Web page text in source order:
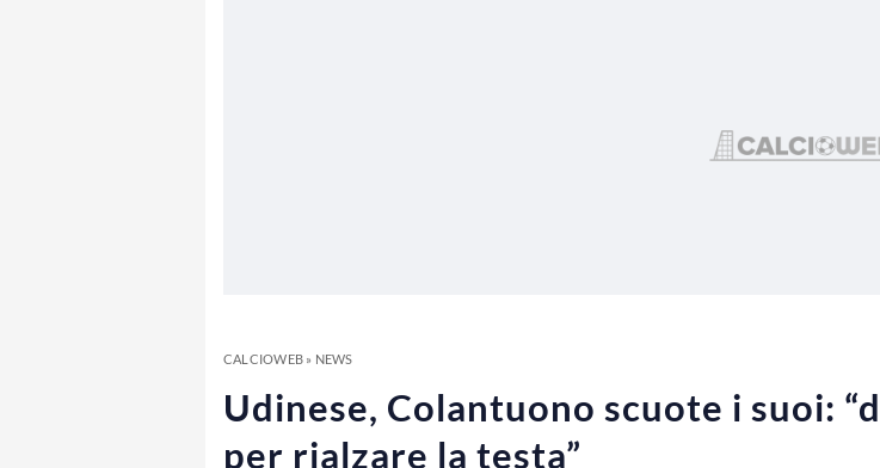
CALCIOWEB» NEWS
Udinese, Colantuono scuote i suoi:
per rialzare la testa”